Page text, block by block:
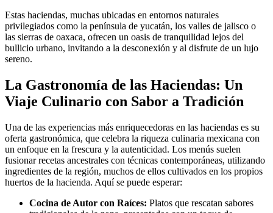
Estas haciendas, muchas ubicadas en entornos naturales
privilegiados como la península de yucatán, los valles de jalisco o
las sierras de oaxaca, ofrecen un oasis de tranquilidad lejos del
bullicio urbano, invitando a la desconexión y al disfrute de un lujo
sereno.
La Gastronomía de las Haciendas: Un
Viaje Culinario con Sabor a Tradición
Una de las experiencias más enriquecedoras en las haciendas es su
oferta gastronómica, que celebra la riqueza culinaria mexicana con
un enfoque en la frescura y la autenticidad. Los menús suelen
fusionar recetas ancestrales con técnicas contemporáneas, utilizando
ingredientes de la región, muchos de ellos cultivados en los propios
huertos de la hacienda. Aquí se puede esperar:
Cocina de Autor con Raíces: Platos que rescatan sabores